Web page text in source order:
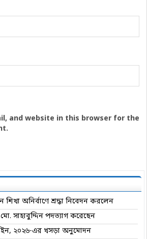
and website in this browser for the
শিখা অনির্বাণে শ্রদ্ধা নিবেদন করলেন
মো. সাহাবুদ্দিন পদত্যাগ করেছেন
২০২৬-এর খসড়া অনুমোদন